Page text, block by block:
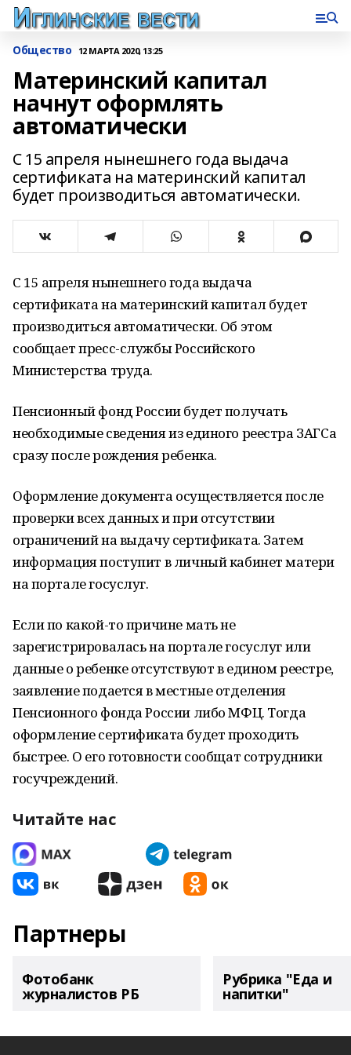
Общество 12 МАРТА 2020, 13:25
Материнский капитал
начнут оформлять
автоматически
С 15 апреля нынешнего года выдача
сертификата на материнский капитал
будет производиться автоматически.
С 15 апреля нынешнего года выдача
сертификата на материнский капитал будет
производиться автоматически. Об этом
сообщает пресс-службы Российского
Министерства труда.
Пенсионный фонд России будет получать
необходимые сведения из единого реестра ЗАГСа
сразу после рождения ребенка.
Оформление документа осуществляется после
проверки всех данных и при отсутствии
ограничений на выдачу сертификата. Затем
информация поступит в личный кабинет матери
на портале госуслуг.
Если по какой-то причине мать не
зарегистрировалась на портале госуслуг или
данные о ребенке отсутствуют в едином реестре,
заявление подается в местные отделения
Пенсионного фонда России либо МФЦ. Тогда
оформление сертификата будет проходить
быстрее. О его готовности сообщат сотрудники
госучреждений.
Читайте нас
Партнеры
Фотобанк
журналистов РБ
Рубрика "Еда и
напитки"